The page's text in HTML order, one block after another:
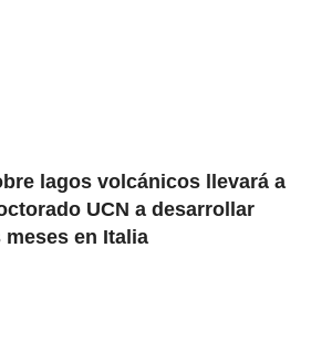
lagos volcánicos llevará a
UCN a desarrollar
en Italia